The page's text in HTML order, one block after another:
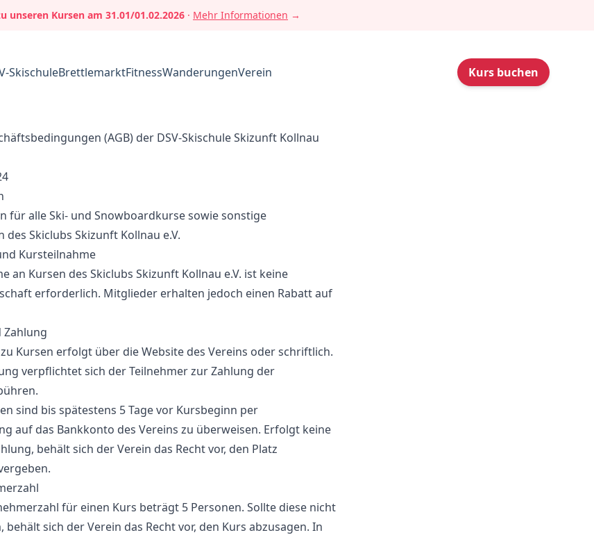
unseren Kursen am 31.01/01.02.2026 · Mehr Informationen →
SkischuleBrettlemarktFitnessWanderungenVerein Kurs buchen
(AGB) der DSV-Skischule Skizunft Kollnau
für alle Ski- und Snowboardkurse sowie sonstige
Skiclubs Skizunft Kollnau e.V.
Kursteilnahme
an Kursen des Skiclubs Skizunft Kollnau e.V. ist keine
erforderlich. Mitglieder erhalten jedoch einen Rabatt auf
Zahlung
Kursen erfolgt über die Website des Vereins oder schriftlich.
verpflichtet sich der Teilnehmer zur Zahlung der
sind bis spätestens 5 Tage vor Kursbeginn per
auf das Bankkonto des Vereins zu überweisen. Erfolgt keine
behält sich der Verein das Recht vor, den Platz
für einen Kurs beträgt 5 Personen. Sollte diese nicht
sich der Verein das Recht vor, den Kurs abzusagen. In